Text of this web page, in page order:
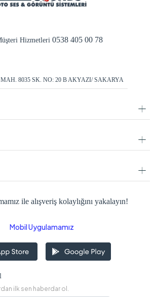
Hizmetleri0538 405 00 78
8035 SK. NO: 20 B AKYAZI/ SAKARYA
ile alışveriş kolaylığını yakalayın!
Mobil Uygulamamız
ilk sen haberdar ol.